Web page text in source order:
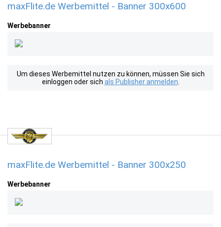
maxFlite.de Werbemittel - Banner 300x600
Werbebanner
Um dieses Werbemittel nutzen zu können, müssen Sie sich
einloggen oder sich als Publisher anmelden
maxFlite.de Werbemittel - Banner 300x250
Werbebanner